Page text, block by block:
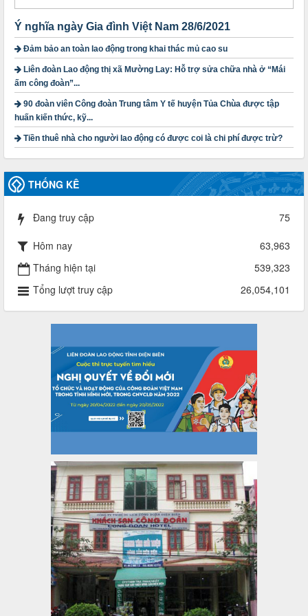
Thời gian đăng: 23/09/2024
lượt xem: 4200 | lượt tải:1314
3716/TLD-TC
Công văn hướng dẫn công tác quả lý tài chính, tài sản công
đoàn khi đơn vị sát nhập, chấm dứt hoạt động
Thời gian đăng: 13/04/2025
lượt xem: 2005 | lượt tải:720
60/TB-LĐLĐ
Thông báo công khai dự toán thu, chi tài chính công đoàn
lượt xem: 821 | lượt tải:285
Quyết định về việc công bố công khai quyết toán ngân sách
nhà nước năm 2024
Thời gian đăng: 29/04/2025
lượt xem: 917 | lượt tải:254
2930/TLĐ-TC
Công văn số 2930/TLĐ-TC, ngày 31/12/2024 của Tổng
KPCĐ 2% qua tài khoản Công đoàn Việt Nam về các cấp
Công đoàn năm 2025
lượt xem: 1067 | lượt tải:437
47-TTCĐ/BTGTU
Thông tin chuyên đề: Một số nôi dung về sắp xếp tổ chức bộ
máy của hệ thống chính trị tinh gọn, hoạt động hiệu lực, hiệu
Thời gian đăng: 25/12/2024
37/HD-TLĐ
Hướng dẫn Công đoàn với việc tổ chức và hoạt động của
Ban Thanh tra Nhân dân
Thời gian đăng: 27/12/2024
lượt xem: 4950 | lượt tải:1353
35/HD-TLĐ
Hướng dẫn thực hiện một số nội dung chi liên quan đến
công tác kiểm tra, giám sát tại Công đoàn cơ sở
Thời gian đăng: 27/12/2024
lượt xem: 2075 | lượt tải:508
50/2024/QH/15
Ý nghĩa ngày Gia đình Việt Nam 28/6/2021
Đảm bảo an toàn lao động trong khai thác mủ cao su
Liên đoàn Lao động thị xã Mường Lay: Hỗ trợ sửa chữa nhà ở “Mái
ấm công đoàn”...
90 đoàn viên Công đoàn Trung tâm Y tế huyện Tủa Chùa được tập
huấn kiến thức, kỹ...
Tiền thuê nhà cho người lao động có được coi là chi phí được trừ?
THỐNG KÊ
Đang truy cập 75
Hôm nay
63,963
Tháng hiện tại
539,323
Tổng lượt truy cập
26,054,101